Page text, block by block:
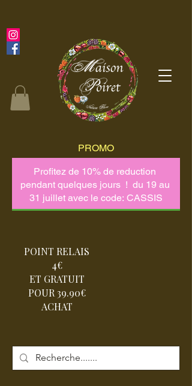
POINT RELAIS
4€
ET GRATUIT
POUR 39.90€
ACHAT
PROMO